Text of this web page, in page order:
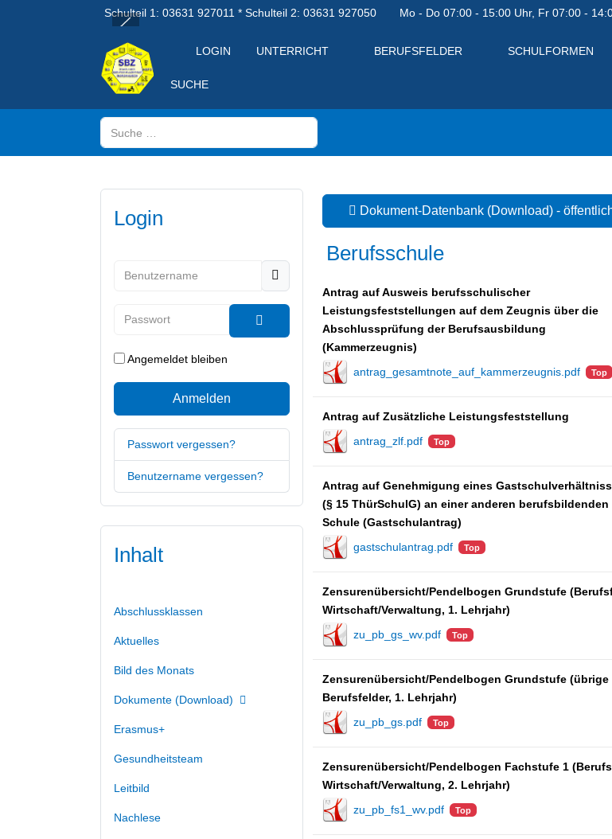
Schulteil 1: 03631 927011 * Schulteil 2: 03631 927050 Mo - Do 07:00 - 15:00 Uhr, Fr 07:00 -
LOGIN UNTERRICHT BERUFSFELDER SCHULFORMEN
SUCHE
Suchen
Login
Passwort anzeigen
Angemeldet bleiben
Anmelden
Passwort vergessen?
Benutzername vergessen?
Inhalt
Abschlussklassen
Aktuelles
Bild des Monats
Dokumente (Download)
Erasmus+
Gesundheitsteam
Leitbild
Nachlese
Dokument-Datenbank (Download) -
Berufsschule
Antrag auf Ausweis berufsschulischer
Leistungsfeststellungen auf dem Zeugnis über die
Abschlussprüfung der Berufsausbildung
(Kammerzeugnis)
antrag_gesamtnote_auf_kammerzeugnis.pdf
Top
Antrag auf Zusätzliche Leistungsfeststellung
antrag_zlf.pdf
Top
Antrag auf Genehmigung eines
(§ 15 ThürSchulG) an einer anderen berufsbildenden
Schule (Gastschulantrag)
gastschulantrag.pdf
Top
Zensurenübersicht/Pendelbogen Grundstufe
Wirtschaft/Verwaltung, 1. Lehrjahr)
zu_pb_gs_wv.pdf
Top
Zensurenübersicht/Pendelbogen Grundstufe (übrige
Berufsfelder, 1. Lehrjahr)
zu_pb_gs.pdf
Top
Zensurenübersicht/Pendelbogen Fachstufe 1
Wirtschaft/Verwaltung, 2. Lehrjahr)
zu_pb_fs1_wv.pdf
Top